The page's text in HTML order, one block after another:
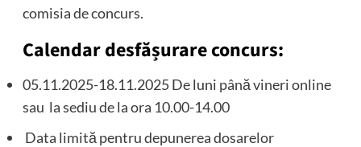
comisia de concurs.
Calendar desfășurare concurs:
05.11.2025-18.11.2025 De luni până vineri online
sau la sediu de la ora 10.00-14.00
Data limită pentru depunerea dosarelor